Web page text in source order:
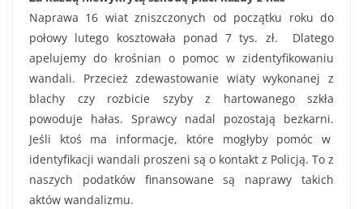
Naprawa 16 wiat zniszczonych od początku roku do
połowy lutego kosztowała ponad 7 tys. zł. Dlatego
apelujemy do krośnian o pomoc w zidentyfikowaniu
wandali. Przecież zdewastowanie wiaty wykonanej z
blachy czy rozbicie szyby z hartowanego szkła
powoduje hałas. Sprawcy nadal pozostają bezkarni.
Jeśli ktoś ma informacje, które mogłyby pomóc w
identyfikacji wandali proszeni są o kontakt z Policją. To z
naszych podatków finansowane są naprawy takich
aktów wandalizmu.